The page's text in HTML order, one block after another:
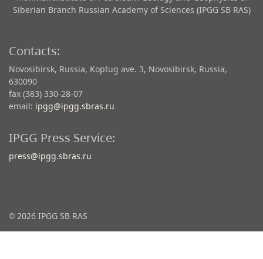
Siberian Branch Russian Academy of Sciences (IPGG SB RAS)
Contacts:
Novosibirsk, Russia, Koptug ave. 3, Novosibirsk, Russia,
630090
fax (383) 330-28-07
email: ipgg@ipgg.sbras.ru
IPGG Press Service:
press@ipgg.sbras.ru
© 2026 IPGG SB RAS